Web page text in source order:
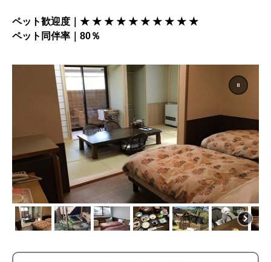
ペット歓迎度｜★ ★ ★ ★ ★ ★ ★ ★ ★ ★
ペット同伴率｜80％